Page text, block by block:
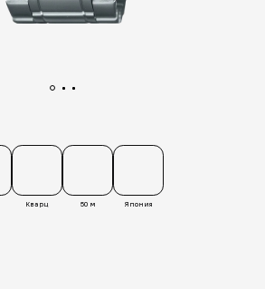
Кварц 50 м Япония